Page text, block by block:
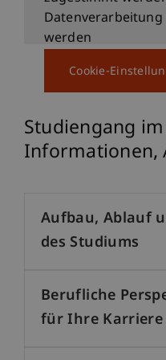
werden
Cookie-
Studiengang
Informationen,
Aufbau, Ablauf
des Studiums
Berufliche
für Ihre Karriere